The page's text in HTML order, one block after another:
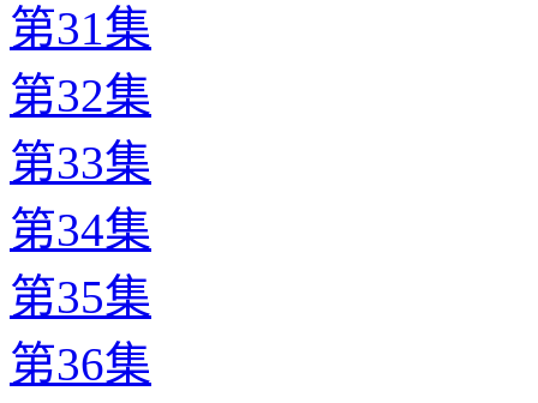
第31集
第32集
第33集
第34集
第35集
第36集